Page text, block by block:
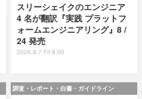
スリーシェイクのエンジニア
4 名が翻訳『実践 プラットフ
ォームエンジニアリング』8 /
24 発売
2026.8.7 Fri 8:00
調査・レポート・白書・ガイドライン